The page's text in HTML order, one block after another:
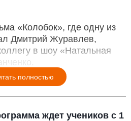
«Колобок», где одну из
Дмитрий Журавлев,
в шоу «Натальная
полностью
ждет учеников с 1